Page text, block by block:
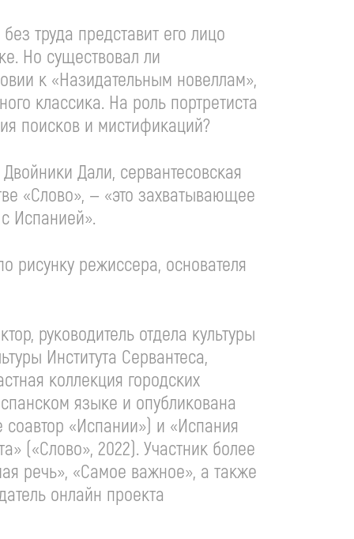
труда представит его лицо
Но существовал ли
к «Назидательным новеллам»,
классика. На роль портретиста
поисков и мистификаций?
Дали, сервантесовская
«Слово», — «это захватывающее
Испанией».
рисунку режиссера, основателя
руководитель отдела культуры
Института Сервантеса,
коллекция городских
языке и опубликована
«Испании») и «Испания
(«Слово», 2022). Участник более
речь», «Самое важное», а также
онлайн проекта